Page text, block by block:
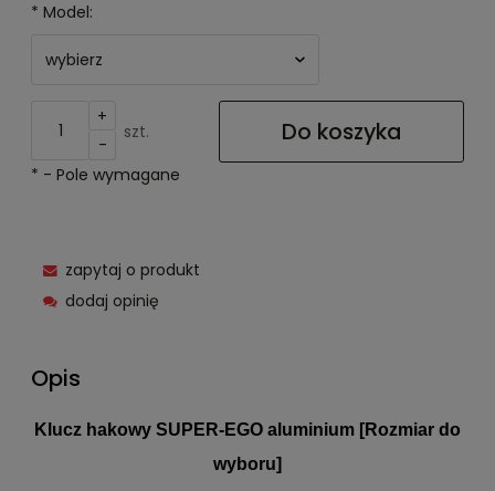
* Model:
+
-
szt. Do koszyka
* - Pole wymagane
zapytaj o produkt
dodaj opinię
Opis
Klucz hakowy SUPER-EGO aluminium [Rozmiar do
wyboru]